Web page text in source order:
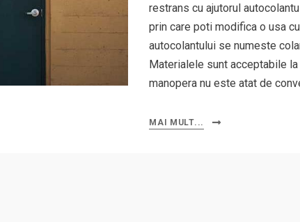
restrans cu ajutorul
prin care poti modifica o usa
autocolantului se numeste
Materialele sunt acceptabile
manopera nu este atat de
MAI MULT...